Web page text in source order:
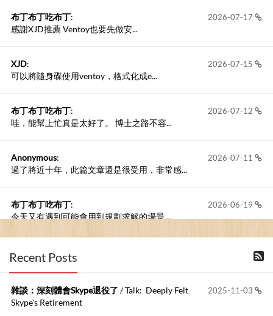
2026-07-17
布丁布丁吃布丁:
感謝XJD推薦 Ventoy也要先做安...
2026-07-15
XJD:
可以將隨身碟使用ventoy，格式化成e...
2026-07-12
布丁布丁吃布丁:
哇，能幫上忙真是太好了。 博士之路不容...
2026-07-11
Anonymous:
過了將近十年，此篇文章還是很受用，非常感...
2026-06-19
布丁布丁吃布丁:
今天又有遇到可能會用到規劃求解的場景 ...
2026-06-18
布丁布丁吃布丁
kage好像也可以下載整個網站 感謝分享
Anonymous:
https://github.com/t...
Recent Posts
2025-11-03
雜談：深刻體會Skype退役了 / Talk: Deeply Felt
Skype's Retirement